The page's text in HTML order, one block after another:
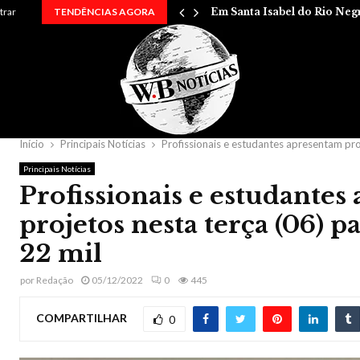
TENDÊNCIAS AGORA Em Santa Isabel do Rio
Início Principais Notícias Profissionais e estudantes apresentam
Principais Notícias
Profissionais e estudantes
projetos nesta terça (06)
22 mil
por Redação 05/12/2022 0 445
COMPARTILHAR 0